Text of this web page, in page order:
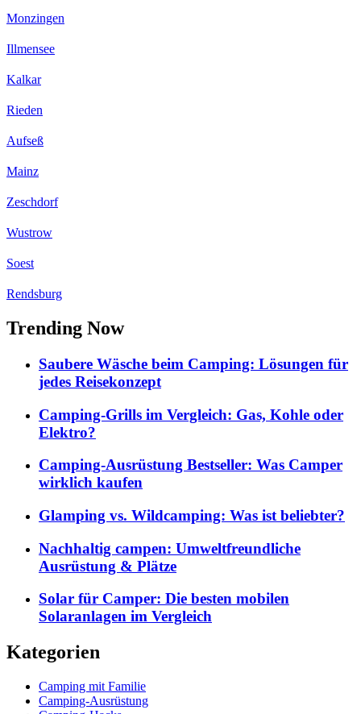
Monzingen
Illmensee
Kalkar
Rieden
Aufseß
Mainz
Zeschdorf
Wustrow
Soest
Rendsburg
Trending Now
Saubere Wäsche beim Camping: Lösungen für
jedes Reisekonzept
Camping-Grills im Vergleich: Gas, Kohle oder
Elektro?
Camping-Ausrüstung Bestseller: Was Camper
wirklich kaufen
Glamping vs. Wildcamping: Was ist beliebter?
Nachhaltig campen: Umweltfreundliche
Ausrüstung & Plätze
Solar für Camper: Die besten mobilen
Solaranlagen im Vergleich
Kategorien
Camping mit Familie
Camping-Ausrüstung